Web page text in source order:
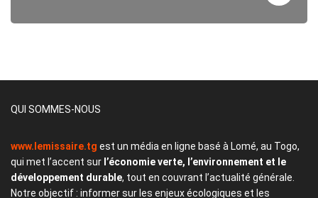
QUI SOMMES-NOUS
www.lemissaire.tg est un média en ligne basé à Lomé, au Togo,
qui met l’accent sur l’économie verte, l’environnement et le
développement durable, tout en couvrant l’actualité générale.
Notre objectif : informer sur les enjeux écologiques et les